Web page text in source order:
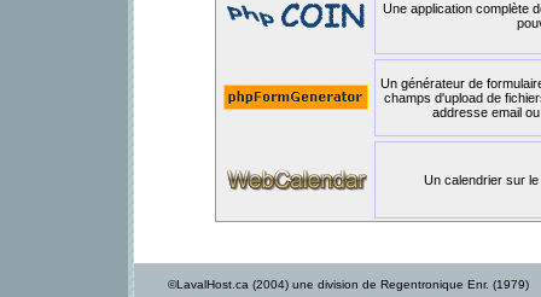
Une application complète
Un générateur de
champs d'upload de
addresse email
Un calendrier sur
©LavalHost.ca (2004) une division de Regentronique Enr. (1979)